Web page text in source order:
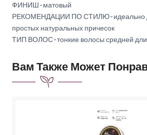
ФИНИШ - матовый
РЕКОМЕНДАЦИИ ПО СТИЛЮ - идеально
простых натуральных причесок
ТИП ВОЛОС - тонкие волосы средней
Вам Также Может